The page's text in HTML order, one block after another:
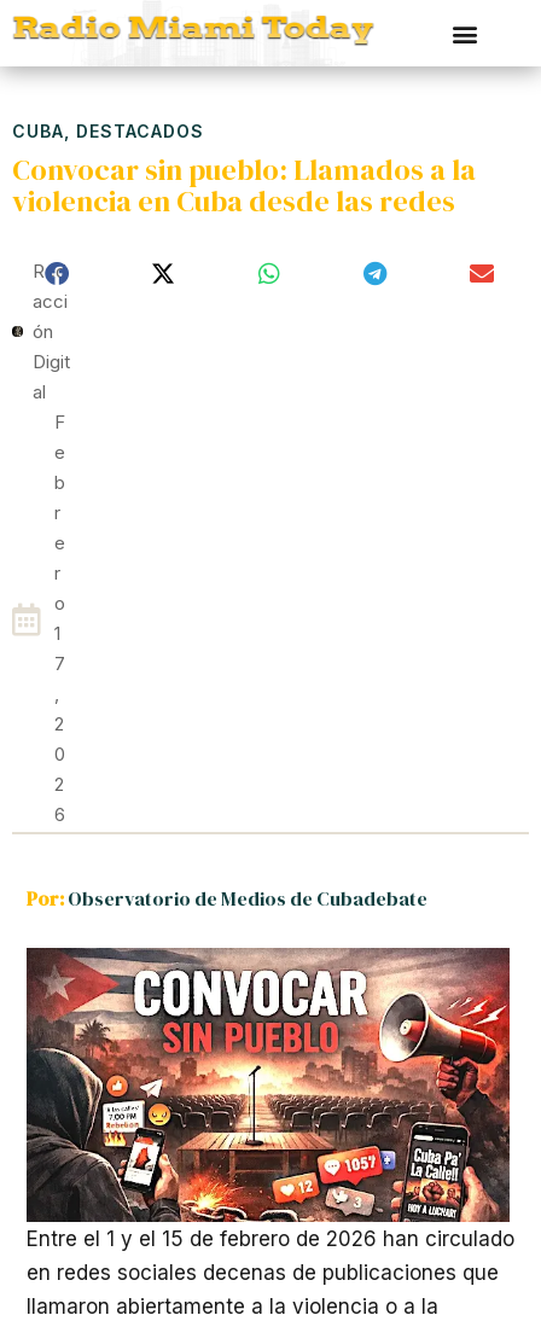
CUBA DESTACADOS
Convocar sin pueblo: Llamados a la
violencia en Cuba desde las redes
Red
Acci
Ón
Digit
Al
F
E
B
R
E
R
O
1
7
,
2
0
2
6
Por:Observatorio de Medios de Cubadebate
Entre el 1 y el 15 de febrero de 2026 han circulado
en redes sociales decenas de publicaciones que
llamaron abiertamente a la violencia o a la